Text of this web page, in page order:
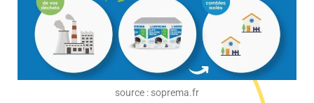
source : soprema.fr